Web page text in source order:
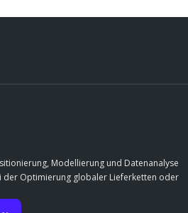
Modellierung und Datenanalyse
der Optimierung globaler Lieferketten oder